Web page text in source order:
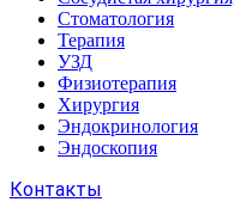
Стоматология
Терапия
УЗД
Физиотерапия
Хирургия
Эндокринология
Эндоскопия
Контакты